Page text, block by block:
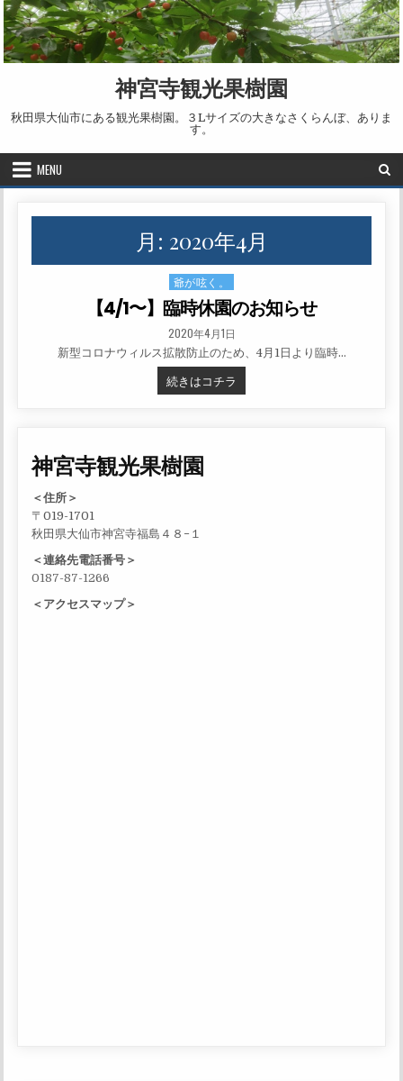
Skip to content
神宮寺観光果樹園
秋田県大仙市にある観光果樹園。３Lサイズの大きなさくらんぼ、ありま
す。
MENU
月: 2020年4月
Posted in
爺が呟く。
【4/1〜】臨時休園のお知らせ
PUBLISHED DATE:
2020年4月1日
新型コロナウィルス拡散防止のため、4月1日より臨時…
続きはコチラ
神宮寺観光果樹園
＜住所＞
〒019-1701
秋田県大仙市神宮寺福島４８−１
＜連絡先電話番号＞
0187-87-1266
＜アクセスマップ＞